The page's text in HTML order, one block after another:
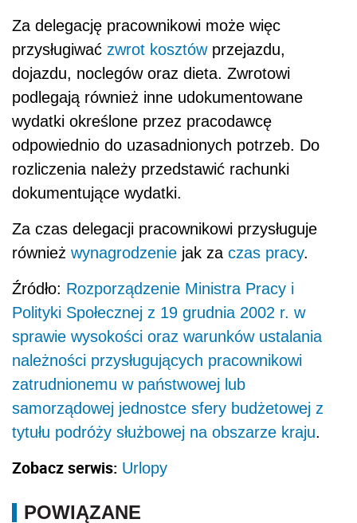
Za delegację pracownikowi może więc
przysługiwać zwrot kosztówprzejazdu,
dojazdu, noclegów oraz dieta. Zwrotowi
podlegają również inne udokumentowane
wydatki określone przez pracodawcę
odpowiednio do uzasadnionych potrzeb. Do
rozliczenia należy przedstawić rachunki
dokumentujące wydatki.
Za czas delegacji pracownikowi przysługuje
również wynagrodzenie jak za czas pracy.
Źródło: Rozporządzenie Ministra Pracy i
Polityki Społecznej z 19 grudnia 2002 r. w
sprawie wysokości oraz warunków ustalania
należności przysługujących pracownikowi
zatrudnionemu w państwowej lub
samorządowej jednostce sfery budżetowej z
tytułu podróży służbowej na obszarze kraju.
Zobacz serwis: Urlopy
POWIĄZANE